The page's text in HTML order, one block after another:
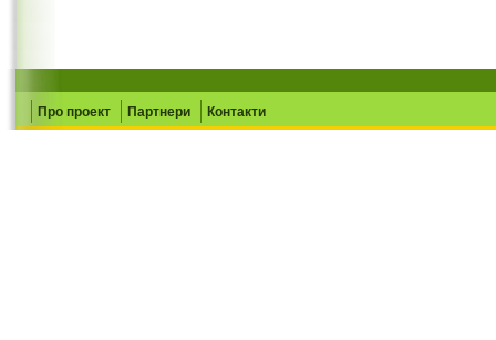
Про проект Партнери Контакти